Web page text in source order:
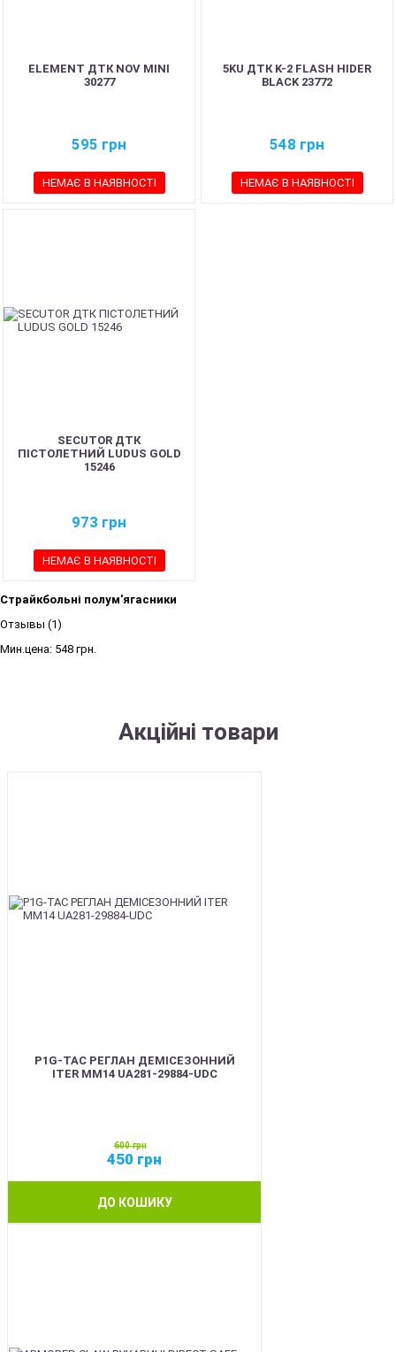
ELEMENT ДТК NOV MINI
30277
595 грн
НЕМАЄ В НАЯВНОСТІ
5KU ДТК K-2 FLASH HIDER
BLACK 23772
548 грн
НЕМАЄ В НАЯВНОСТІ
SECUTOR ДТК
ПІСТОЛЕТНИЙ LUDUS GOLD
15246
973 грн
НЕМАЄ В НАЯВНОСТІ
Страйкбольні полум'ягасники
Отзывы (1)
Мин.цена: 548 грн.
Акційні товари
P1G-TAC РЕГЛАН ДЕМІСЕЗОННИЙ
ITER ММ14 UA281-29884-UDC
600грн
450 грн
ДО КОШИКУ